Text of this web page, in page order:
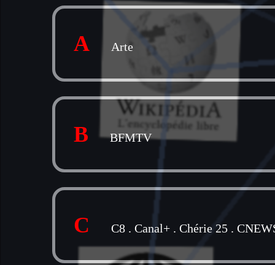
A Arte
B BFMTV
C C8 . Canal+ . Chérie 25 .